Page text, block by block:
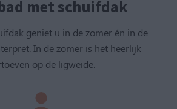
met schuifdak
geniet u in de zomer én in de
In de zomer is het heerlijk
op de ligweide.